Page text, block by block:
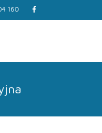
160